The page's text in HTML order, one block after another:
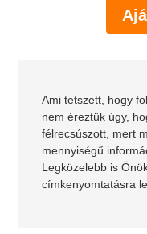
Ami tetszett, hogy
nem éreztük úgy,
félrecsúszott, mert
mennyiségű
Legközelebb is
címkenyomtatásra